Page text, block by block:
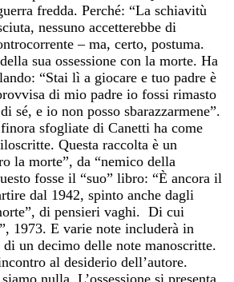
fredda. Perché: “La schiavitù
nessuno accetterebbe di
– ma, certo, postuma.
sua ossessione con la morte. Ha
“Stai lì a giocare e tuo padre è
di mio padre io fossi rimasto
sé, e io non posso sbarazzarmene”.
sfogliate di Canetti ha come
Questa raccolta è un
la morte”, da “nemico della
fosse il “suo” libro: “È ancora il
dal 1942, spinto anche dagli
di pensieri vaghi. Di cui
1973. E varie note includerà in
un decimo delle note manoscritte.
al desiderio dell’autore.
siamo nulla.L’ossessione si presenta